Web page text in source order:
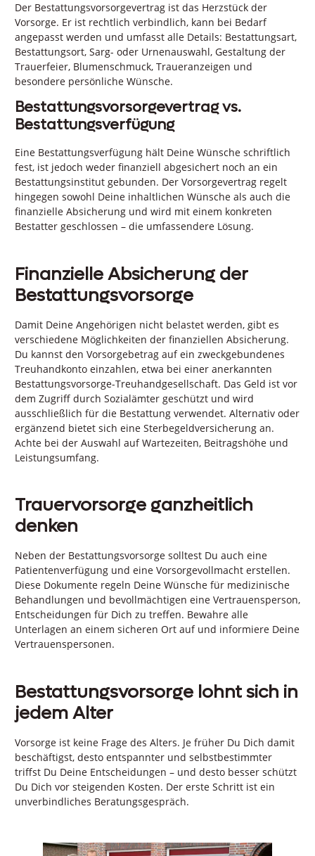
Der Bestattungsvorsorgevertrag ist das Herzstück der
Vorsorge. Er ist rechtlich verbindlich, kann bei Bedarf
angepasst werden und umfasst alle Details: Bestattungsart,
Bestattungsort, Sarg- oder Urnenauswahl, Gestaltung der
Trauerfeier, Blumenschmuck, Traueranzeigen und
besondere persönliche Wünsche.
Bestattungsvorsorgevertrag vs.
Bestattungsverfügung
Eine Bestattungsverfügung hält Deine Wünsche schriftlich
fest, ist jedoch weder finanziell abgesichert noch an ein
Bestattungsinstitut gebunden. Der Vorsorgevertrag regelt
hingegen sowohl Deine inhaltlichen Wünsche als auch die
finanzielle Absicherung und wird mit einem konkreten
Bestatter geschlossen – die umfassendere Lösung.
Finanzielle Absicherung der
Bestattungsvorsorge
Damit Deine Angehörigen nicht belastet werden, gibt es
verschiedene Möglichkeiten der finanziellen Absicherung.
Du kannst den Vorsorgebetrag auf ein zweckgebundenes
Treuhandkonto einzahlen, etwa bei einer anerkannten
Bestattungsvorsorge-Treuhandgesellschaft. Das Geld ist vor
dem Zugriff durch Sozialämter geschützt und wird
ausschließlich für die Bestattung verwendet. Alternativ oder
ergänzend bietet sich eine Sterbegeldversicherung an.
Achte bei der Auswahl auf Wartezeiten, Beitragshöhe und
Leistungsumfang.
Trauervorsorge ganzheitlich
denken
Neben der Bestattungsvorsorge solltest Du auch eine
Patientenverfügung und eine Vorsorgevollmacht erstellen.
Diese Dokumente regeln Deine Wünsche für medizinische
Behandlungen und bevollmächtigen eine Vertrauensperson,
Entscheidungen für Dich zu treffen. Bewahre alle
Unterlagen an einem sicheren Ort auf und informiere Deine
Vertrauenspersonen.
Bestattungsvorsorge lohnt sich in
jedem Alter
Vorsorge ist keine Frage des Alters. Je früher Du Dich damit
beschäftigst, desto entspannter und selbstbestimmter
triffst Du Deine Entscheidungen – und desto besser schützt
Du Dich vor steigenden Kosten. Der erste Schritt ist ein
unverbindliches Beratungsgespräch.